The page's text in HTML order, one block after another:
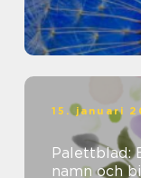
15. januari
Palettblad:
namn och